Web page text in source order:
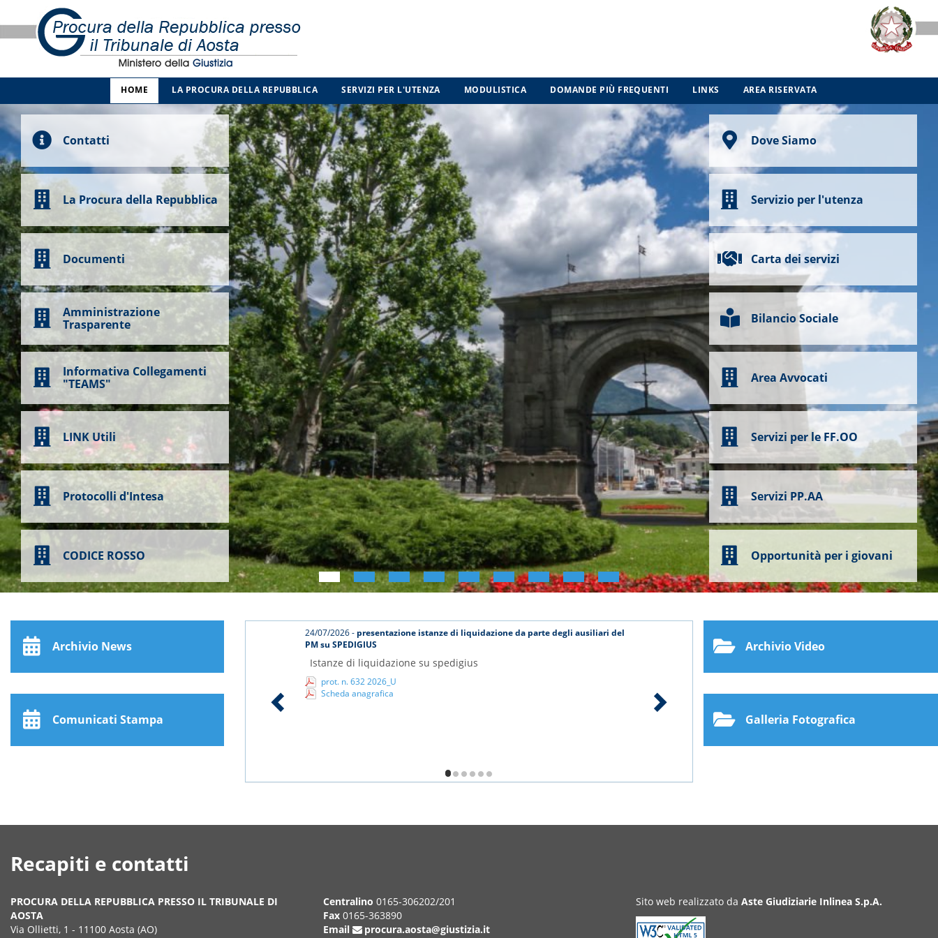
HOME LA PROCURA DELLA REPUBBLICA SERVIZI PER L'UTENZA MODULISTICA DOMANDE PIÙ FREQUENTI LINKS AREA RISERVATA
Contatti
La Procura della Repubblica
Documenti
Amministrazione
Trasparente
Informativa Collegamenti
"TEAMS"
LINK Utili
Protocolli d'Intesa
CODICE ROSSO
Dove Siamo
Servizio per l'utenza
Carta dei servizi
Bilancio Sociale
Area Avvocati
Servizi per le FF.OO
Servizi PP.AA
Opportunità per i giovani
Archivio News
Comunicati Stampa
24/07/2026 - presentazione istanze di liquidazione da parte degli ausiliari del
PM su SPEDIGIUS
Istanze di liquidazione su spedigius
prot. n. 632 2026_U
Scheda anagrafica
1/6
Archivio Video
Galleria Fotografica
Recapiti e contatti
PROCURA DELLA REPUBBLICA PRESSO IL TRIBUNALE DI
AOSTA
Via Ollietti, 1 - 11100 Aosta (AO)
Centralino 0165-306202/201
Fax 0165-363890
Email
procura.aosta@giustizia.it
Sito web realizzato da Aste Giudiziarie Inlinea S.p.A.